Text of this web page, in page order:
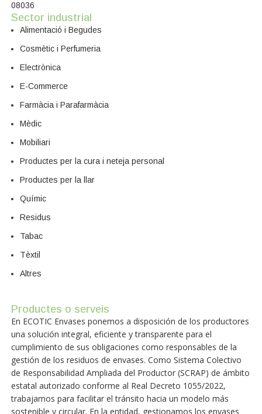
08036
Sector industrial
Alimentació i Begudes
Cosmètic i Perfumeria
Electrònica
E-Commerce
Farmàcia i Parafarmàcia
Mèdic
Mobiliari
Productes per la cura i neteja personal
Productes per la llar
Químic
Residus
Tabac
Tèxtil
Altres
Productes o serveis
En ECOTIC Envases ponemos a disposición de los productores
una solución integral, eficiente y transparente para el
cumplimiento de sus obligaciones como responsables de la
gestión de los residuos de envases. Como Sistema Colectivo
de Responsabilidad Ampliada del Productor (SCRAP) de ámbito
estatal autorizado conforme al Real Decreto 1055/2022,
trabajamos para facilitar el tránsito hacia un modelo más
sostenible y circular. En la entidad, gestionamos los envases